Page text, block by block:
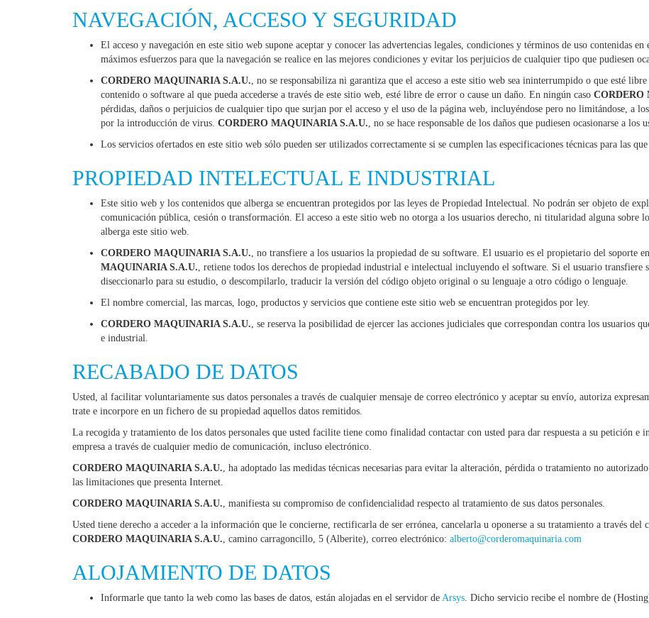
NAVEGACIÓN, ACCESO Y SEGURIDAD
El acceso y navegación en este sitio web supone aceptar y conocer las advertencias legales, condiciones y términos de uso contenidas en
máximos esfuerzos para que la navegación se realice en las mejores condiciones y evitar los perjuicios de cualquier tipo que pudiesen
CORDERO MAQUINARIA S.A.U. , no se responsabiliza ni garantiza que el acceso a este sitio web sea ininterrumpido o que esté
contenido o software al que pueda accederse a través de este sitio web, esté libre de error o cause un daño. En ningún caso CORDERO
pérdidas, daños o perjuicios de cualquier tipo que surjan por el acceso y el uso de la página web, incluyéndose pero no limitándose, a
por la introducción de virus. CORDERO MAQUINARIA S.A.U. , no se hace responsable de los daños que pudiesen ocasionarse a
Los servicios ofertados en este sitio web sólo pueden ser utilizados correctamente si se cumplen las especificaciones técnicas para las que
PROPIEDAD INTELECTUAL E INDUSTRIAL
Este sitio web y los contenidos que alberga se encuentran protegidos por las leyes de Propiedad Intelectual. No podrán ser objeto de
comunicación pública, cesión o transformación. El acceso a este sitio web no otorga a los usuarios derecho, ni titularidad alguna sobre
alberga este sitio web.
CORDERO MAQUINARIA S.A.U. , no transfiere a los usuarios la propiedad de su software. El usuario es el propietario del soporte
MAQUINARIA S.A.U. , retiene todos los derechos de propiedad industrial e intelectual incluyendo el software. Si el usuario
diseccionarlo para su estudio, o descompilarlo, traducir la versión del código objeto original o su lenguaje a otro código o lenguaje.
El nombre comercial, las marcas, logo, productos y servicios que contiene este sitio web se encuentran protegidos por ley.
CORDERO MAQUINARIA S.A.U. , se reserva la posibilidad de ejercer las acciones judiciales que correspondan contra los usuarios
e industrial.
RECABADO DE DATOS
Usted, al facilitar voluntariamente sus datos personales a través de cualquier mensaje de correo electrónico y aceptar su envío, autoriza
trate e incorpore en un fichero de su propiedad aquellos datos remitidos.
La recogida y tratamiento de los datos personales que usted facilite tiene como finalidad contactar con usted para dar respuesta a su petición e
empresa a través de cualquier medio de comunicación, incluso electrónico.
CORDERO MAQUINARIA S.A.U. , ha adoptado las medidas técnicas necesarias para evitar la alteración, pérdida o tratamiento no
las limitaciones que presenta Internet.
CORDERO MAQUINARIA S.A.U. , manifiesta su compromiso de confidencialidad respecto al tratamiento de sus datos personales.
Usted tiene derecho a acceder a la información que le concierne, rectificarla de ser errónea, cancelarla u oponerse a su tratamiento a través
CORDERO MAQUINARIA S.A.U. , camino carragoncillo, 5 (Alberite), correo electrónico: alberto@corderomaquinaria.com
ALOJAMIENTO DE DATOS
Informarle que tanto la web como las bases de datos, están alojadas en el servidor de Arsys . Dicho servicio recibe el nombre de